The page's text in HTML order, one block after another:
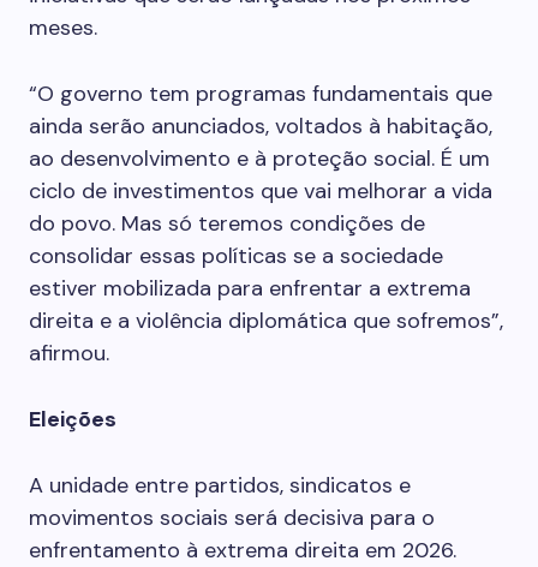
meses.
“O governo tem programas fundamentais que
ainda serão anunciados, voltados à habitação,
ao desenvolvimento e à proteção social. É um
ciclo de investimentos que vai melhorar a vida
do povo. Mas só teremos condições de
consolidar essas políticas se a sociedade
estiver mobilizada para enfrentar a extrema
direita e a violência diplomática que sofremos”,
afirmou.
Eleições
A unidade entre partidos, sindicatos e
movimentos sociais será decisiva para o
enfrentamento à extrema direita em 2026.